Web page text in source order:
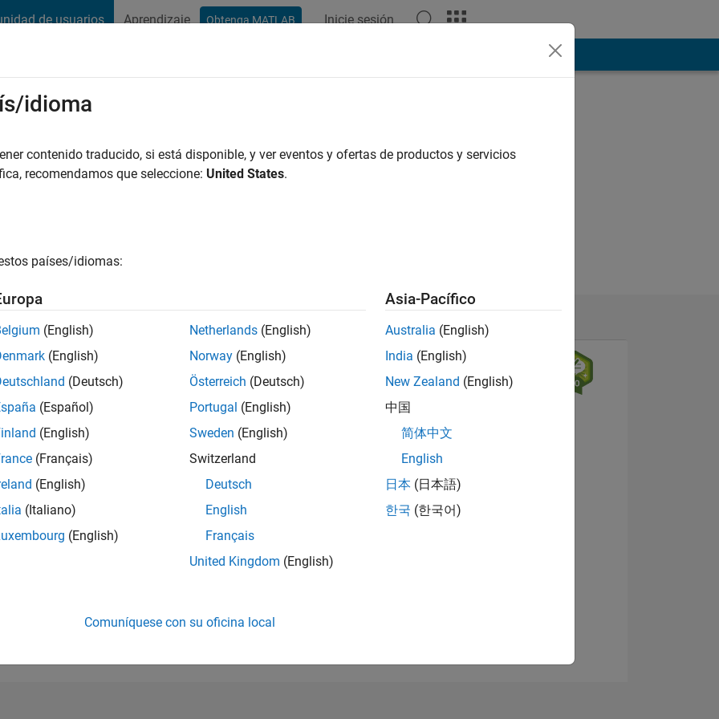
de usuarios Aprendizaje Obtenga MATLAB Inicie sesión
hace|Con actividad desde
CLASIFICACIÓN
ACEPTACIÓN DE
idioma
contenido traducido, si está disponible, y ver eventos y ofertas de productos y servicios
recomendamos que seleccione: United States.
países/idiomas:
(English)
(English)
(Deutsch)
(Español)
(English)
(Français)
(English)
(Italiano)
(English)
Netherlands (English)
Norway (English)
Österreich (Deutsch)
Portugal (English)
Sweden (English)
Switzerland
Deutsch
English
Français
United Kingdom (English)
Asia-Pacífico
Australia (English)
India (English)
New Zealand (English)
中国
简体中文
English
日本 (日本語)
한국 (한국어)
Comuníquese con su oficina local